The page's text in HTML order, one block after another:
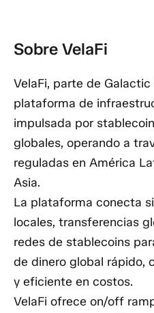
Sobre VelaFi
VelaFi, parte de
plataforma de
impulsada por
globales, operando a
reguladas en América
Asia.
La plataforma conecta
locales, transferencias
redes de stablecoins
de dinero global rápido,
y eficiente en costos.
VelaFi ofrece on/off